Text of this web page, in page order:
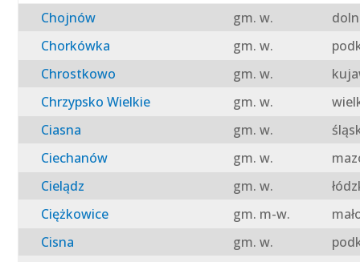
Chojnów
gm. w.
Chorkówka
gm. w.
Chrostkowo
gm. w.
Chrzypsko Wielkie
gm. w.
Ciasna
gm. w.
Ciechanów
gm. w.
Cielądz
gm. w.
Ciężkowice
gm. m-w.
Cisna
gm. w.